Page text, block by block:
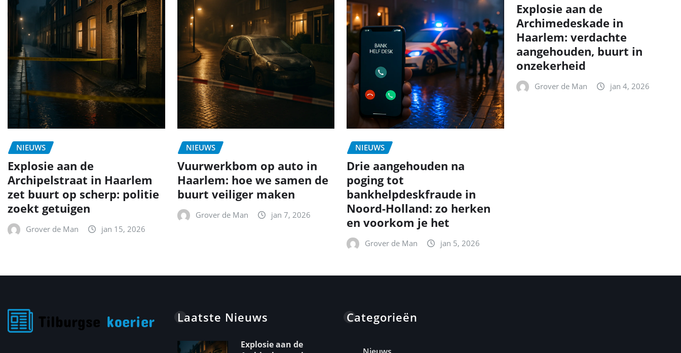
NIEUWS
Explosie aan de
Archipelstraat in Haarlem
zet buurt op scherp: politie
zoekt getuigen
Grover de Man jan 15, 2026
NIEUWS
Vuurwerkbom op auto in
Haarlem: hoe we samen de
buurt veiliger maken
Grover de Man jan 7, 2026
NIEUWS
Drie aangehouden na
poging tot
bankhelpdeskfraude in
Noord-Holland: zo herken
en voorkom je het
Grover de Man jan 5, 2026
Explosie aan de
Archimedeskade in
Haarlem: verdachte
aangehouden, buurt in
onzekerheid
Grover de Man jan 4, 2026
Laatste Nieuws
Explosie aan de
Categorieën